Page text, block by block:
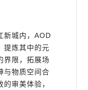
新城内，AOD
提炼其中的元
界限，拓展场
与物质空间合
审美体验，